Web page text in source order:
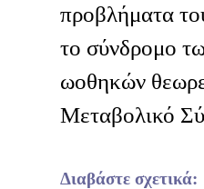
προβλήματα
το σύνδρομο
ωοθηκών
Μεταβολικό
Διαβάστε σχετικά: